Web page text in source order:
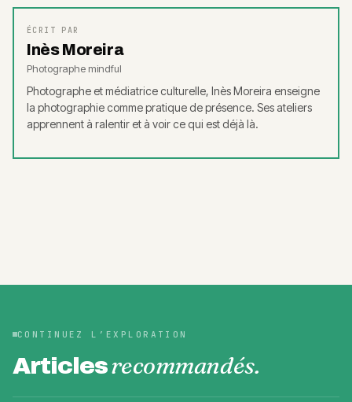
ÉCRIT PAR
Inès Moreira
Photographe mindful
Photographe et médiatrice culturelle, Inès Moreira enseigne
la photographie comme pratique de présence. Ses ateliers
apprennent à ralentir et à voir ce qui est déjà là.
CONTINUEZ L’EXPLORATION
Articlesrecommandés.